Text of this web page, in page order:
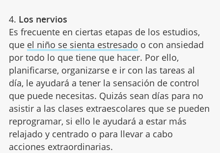
4. Los nervios
Es frecuente en ciertas etapas de los estudios,
que el niño se sienta estresado o con ansiedad
por todo lo que tiene que hacer. Por ello,
planificarse, organizarse e ir con las tareas al
día, le ayudará a tener la sensación de control
que puede necesitas. Quizás sean días para no
asistir a las clases extraescolares que se pueden
reprogramar, si ello le ayudará a estar más
relajado y centrado o para llevar a cabo
acciones extraordinarias.